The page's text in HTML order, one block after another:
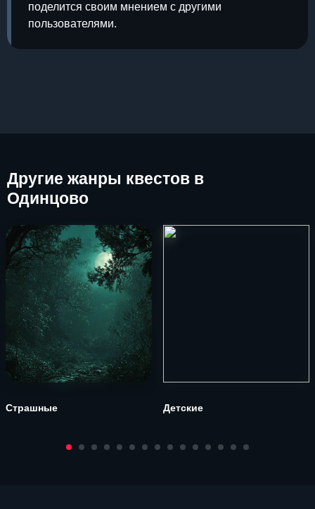
поделится своим мнением с другими
пользователями.
Другие жанры квестов в
Одинцово
Страшные Детские